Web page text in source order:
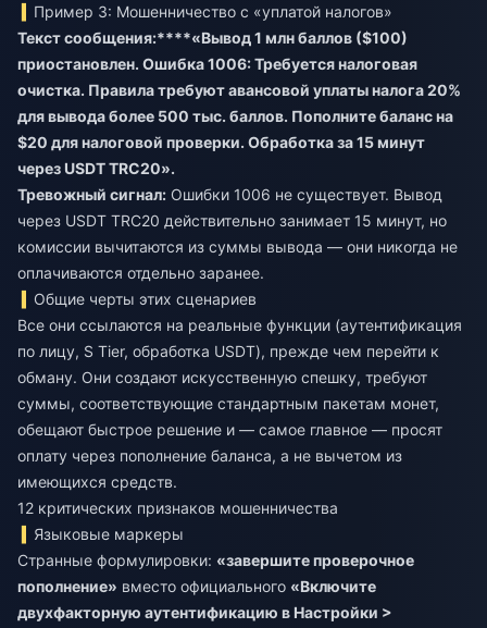
Пример 3: Мошенничество с «уплатой налогов»
Текст сообщения:****«Вывод 1 млн баллов ($100)
приостановлен. Ошибка 1006: Требуется налоговая
очистка. Правила требуют авансовой уплаты налога 20%
для вывода более 500 тыс. баллов. Пополните баланс на
$20 для налоговой проверки. Обработка за 15 минут
через USDT TRC20».
Тревожный сигнал: Ошибки 1006 не существует. Вывод
через USDT TRC20 действительно занимает 15 минут, но
комиссии вычитаются из суммы вывода — они никогда не
оплачиваются отдельно заранее.
Общие черты этих сценариев
Все они ссылаются на реальные функции (аутентификация
по лицу, S Tier, обработка USDT), прежде чем перейти к
обману. Они создают искусственную спешку, требуют
суммы, соответствующие стандартным пакетам монет,
обещают быстрое решение и — самое главное — просят
оплату через пополнение баланса, а не вычетом из
имеющихся средств.
12 критических признаков мошенничества
Языковые маркеры
Странные формулировки: «завершите проверочное
пополнение» вместо официального «Включите
двухфакторную аутентификацию в Настройки >